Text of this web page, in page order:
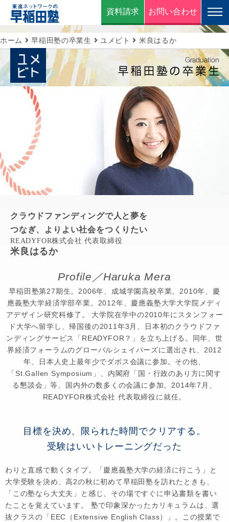
資料請求 お問い合わせ
ホーム 早稲田塾の卒業生 ユメビト 米良はるか
クラウドファンディングで人と夢を
つなぎ、よりよい社会をつくりたい
READYFOR株式会社 代表取締役
米良はるか
Profile／Haruka Mera
早稲田塾第27期生。2006年、成城学園高校卒業。2010年、慶
應義塾大学経済学部卒業。2012年、慶應義塾大学大学院メディ
アデザイン研究科修了。 大学院在学中の2010年にスタンフォー
ド大学へ留学し、帰国後の2011年3月、日本初のクラウドファ
ンディングサービス「READYFOR？」を立ち上げる。同年、世
界経済フォーラムのグローバルシェイパーズに選出され、2012
年、日本人史上最年少でダボス会議に参加。その他、
「St.Gallen Symposium」、内閣府「国・行政のあり方に関す
る懇談会」等、国内外の数多くの会議に参加。2014年7月、
READYFOR株式会社 代表取締役に就任。
目標を決め、限られた時間でクリアする。
受験はいいトレーニングだった
わりと直感で動くタイプ。「慶應義塾大学の経済に行こう」と
大学受験を決め、高2の秋に初めて早稲田塾を訪れたときも、
「この塾なら大丈夫」と感じ、その場ですぐに申込書類を書い
たことを覚えています。 塾で印象深かったカリキュラムは、選
抜クラスの「EEC（Extensive English Class）」。この授業で